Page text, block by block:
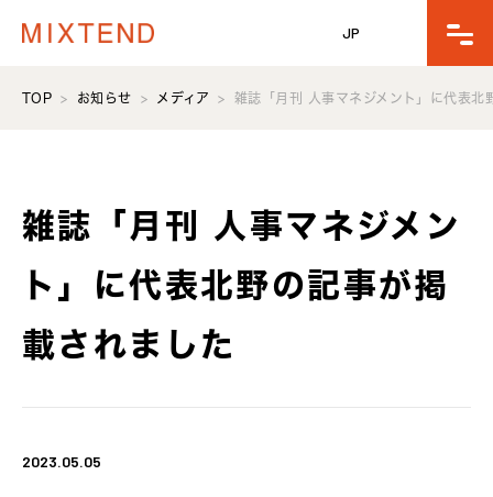
JP
TOP お知らせ メディア 雑誌「月刊 人事マネジメント」に代表北
雑誌「月刊 人事マネジメン
ト」に代表北野の記事が掲
載されました
2023.05.05